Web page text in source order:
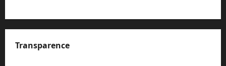
Transparence